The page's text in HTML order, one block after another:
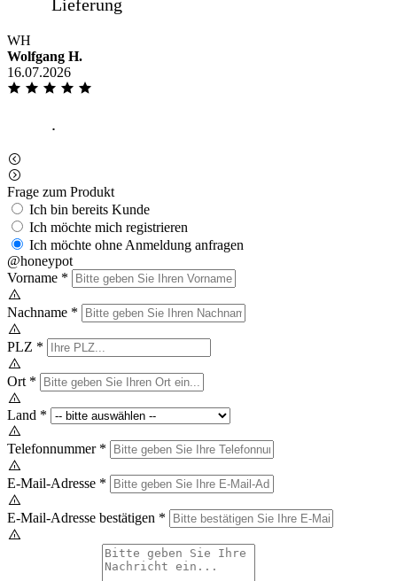
WH
Wolfgang H.
16.07.2026
Frage zum Produkt
Ich bin bereits Kunde
Ich möchte mich registrieren
Ich möchte ohne Anmeldung anfragen
@honeypot
Vorname *
Nachname *
PLZ *
Ort *
Land *
Telefonnummer *
E-Mail-Adresse *
E-Mail-Adresse bestätigen *